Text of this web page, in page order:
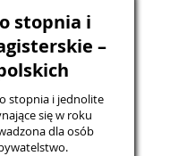
stopnia i
–
stopnia i jednolite
się w roku
dla osób